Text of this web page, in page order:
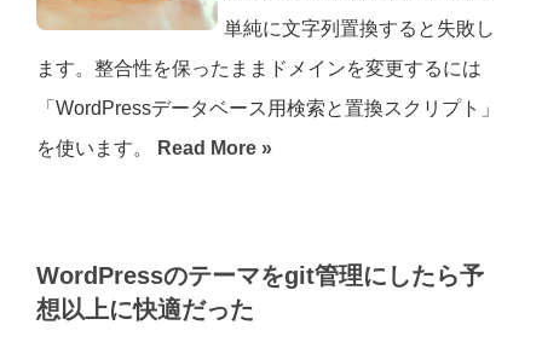
単純に文字列置換すると失敗し
ます。整合性を保ったままドメインを変更するには
「WordPressデータベース用検索と置換スクリプト」
を使います。
Read More »
WordPressのテーマをgit管理にしたら予
想以上に快適だった